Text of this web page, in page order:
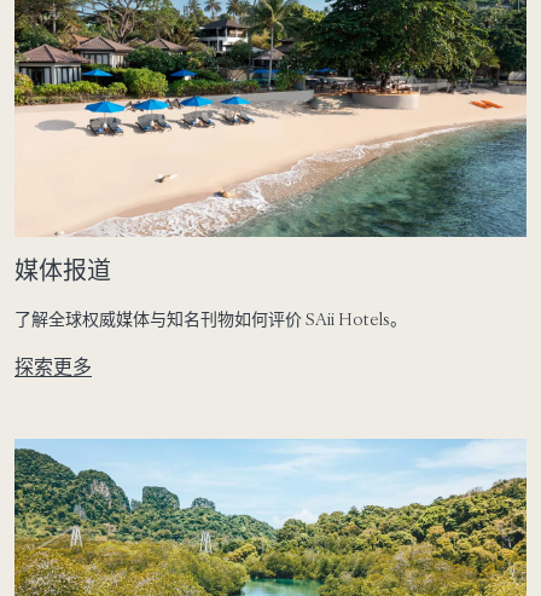
媒体报道
了解全球权威媒体与知名刊物如何评价 SAii Hotels。
探索更多